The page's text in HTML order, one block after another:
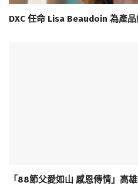
DXC 任命 Lisa Beaudoin 為產
「88節父愛如山 感恩傳情」高